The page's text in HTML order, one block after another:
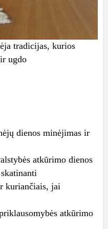
tradicijas, kurios
ugdo
dienos minėjimas ir
atkūrimo dienos
kuriančiais, jai
atkūrimo